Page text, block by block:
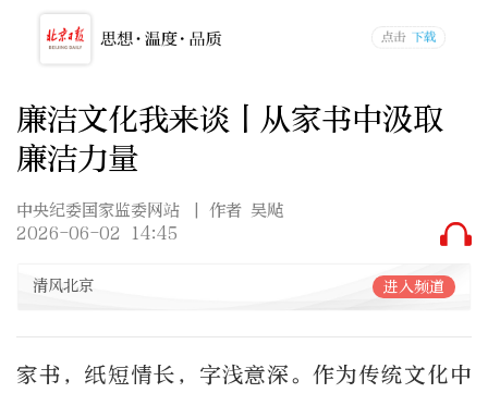
廉洁文化我来谈丨从家书中汲取
廉洁力量
中央纪委国家监委网站
| 作者 吴飐
2026-06-02 14:45
清风北京 进入频道
家书，纸短情长，字浅意深。作为传统文化中